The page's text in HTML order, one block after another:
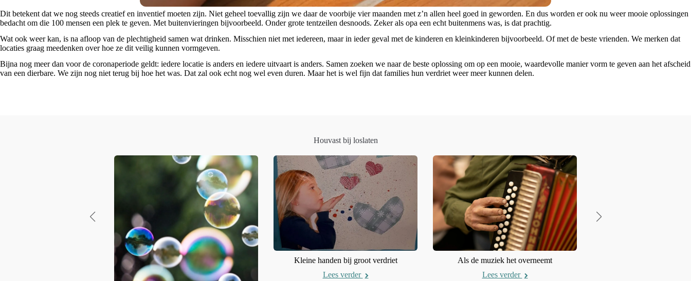
Dit betekent dat we nog steeds creatief en inventief moeten zijn. Niet geheel toevallig zijn we daar de voorbije vier maanden met z’n allen heel goed in geworden. En dus worden er ook nu weer mooie oplossingen
bedacht om die 100 mensen een plek te geven. Met buitenvieringen bijvoorbeeld. Onder grote tentzeilen desnoods. Zeker als opa een echt buitenmens was, is dat prachtig.
Wat ook weer kan, is na afloop van de plechtigheid samen wat drinken. Misschien niet met iedereen, maar in ieder geval met de kinderen en kleinkinderen bijvoorbeeld. Of met de beste vrienden. We merken dat
locaties graag meedenken over hoe ze dit veilig kunnen vormgeven.
Bijna nog meer dan voor de coronaperiode geldt: iedere locatie is anders en iedere uitvaart is anders. Samen zoeken we naar de beste oplossing om op een mooie, waardevolle manier vorm te geven aan het afscheid
van een dierbare. We zijn nog niet terug bij hoe het was. Dat zal ook echt nog wel even duren. Maar het is wel fijn dat families hun verdriet weer meer kunnen delen.
Houvast bij loslaten
Kleine handen bij groot verdriet
Lees verder
Als de muziek het overneemt
Lees verder